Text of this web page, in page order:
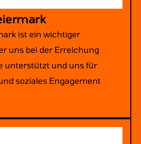
ist ein wichtiger
uns bei der Erreichung
unterstützt und uns für
soziales Engagement